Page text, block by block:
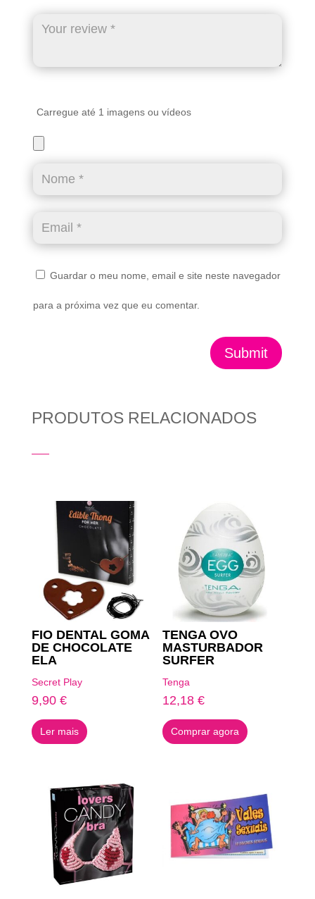
Carregue até 1 imagens ou vídeos
Guardar o meu nome, email e site neste navegador
para a próxima vez que eu comentar.
Submit
PRODUTOS RELACIONADOS
FIO DENTAL GOMA
DE CHOCOLATE
ELA
Secret Play
9,90 €
Ler mais
TENGA OVO
MASTURBADOR
SURFER
Tenga
12,18€
Comprar agora